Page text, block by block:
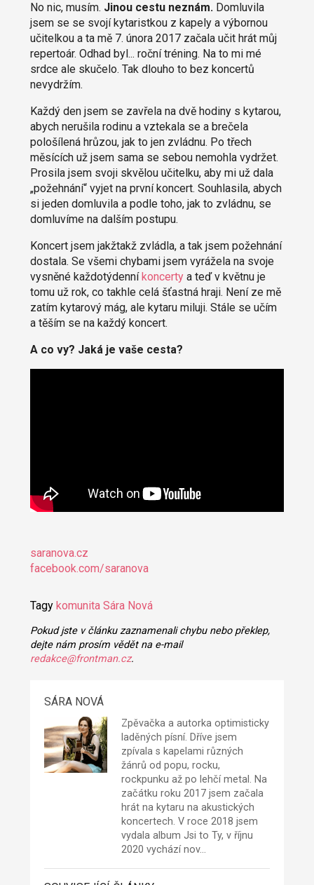
No nic, musím. Jinou cestu neznám. Domluvila
jsem se se svojí kytaristkou z kapely a výbornou
učitelkou a ta mě 7. února 2017 začala učit hrát můj
repertoár. Odhad byl... roční tréning. Na to mi mé
srdce ale skučelo. Tak dlouho to bez koncertů
nevydržím.
Každý den jsem se zavřela na dvě hodiny s kytarou,
abych nerušila rodinu a vztekala se a brečela
pološílená hrůzou, jak to jen zvládnu. Po třech
měsících už jsem sama se sebou nemohla vydržet.
Prosila jsem svoji skvělou učitelku, aby mi už dala
„požehnání“ vyjet na první koncert. Souhlasila, abych
si jeden domluvila a podle toho, jak to zvládnu, se
domluvíme na dalším postupu.
Koncert jsem jakžtakž zvládla, a tak jsem požehnání
dostala. Se všemi chybami jsem vyrážela na svoje
vysněné každotýdenníkoncertya teď v květnu je
tomu už rok, co takhle celá šťastná hraji. Není ze mě
zatím kytarový mág, ale kytaru miluji. Stále se učím
a těším se na každý koncert.
A co vy? Jaká je vaše cesta?
saranova.cz
facebook.com/saranova
Tagy komunita Sára Nová
Pokud jste v článku zaznamenali chybu nebo překlep,
dejte nám prosím vědět na e-mail
redakce@frontman.cz.
SÁRA NOVÁ
Zpěvačka a autorka optimisticky
laděných písní. Dříve jsem
zpívala s kapelami různých
žánrů od popu, rocku,
rockpunku až po lehčí metal. Na
začátku roku 2017 jsem začala
hrát na kytaru na akustických
koncertech. V roce 2018 jsem
vydala album Jsi to Ty, v říjnu
2020 vychází nov…